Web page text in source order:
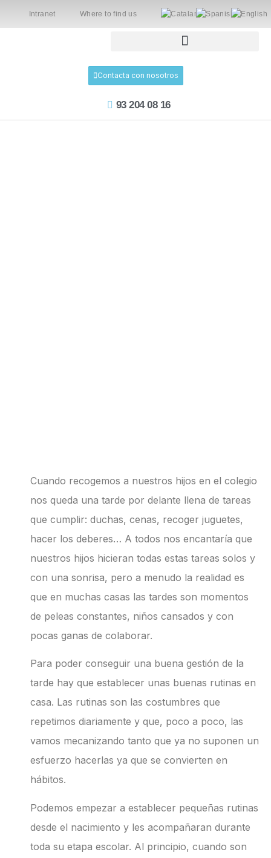
Intranet Where to find us
Contacta con nosotros
93 204 08 16
Cuando recogemos a nuestros hijos en el colegio
nos queda una tarde por delante llena de tareas
que cumplir: duchas, cenas, recoger juguetes,
hacer los deberes… A todos nos encantaría que
nuestros hijos hicieran todas estas tareas solos y
con una sonrisa, pero a menudo la realidad es
que en muchas casas las tardes son momentos
de peleas constantes, niños cansados y con
pocas ganas de colaborar.
Para poder conseguir una buena gestión de la
tarde hay que establecer unas buenas rutinas en
casa. Las rutinas son las costumbres que
repetimos diariamente y que, poco a poco, las
vamos mecanizando tanto que ya no suponen un
esfuerzo hacerlas ya que se convierten en
hábitos.
Podemos empezar a establecer pequeñas rutinas
desde el nacimiento y les acompañaran durante
toda su etapa escolar. Al principio, cuando son